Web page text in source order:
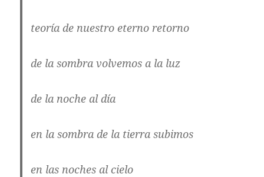
teoría de nuestro eterno retorno
de la sombra volvemos a la luz
de la noche al día
en la sombra de la tierra subimos
en las noches al cielo